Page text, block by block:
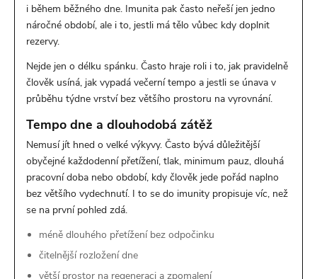
i během běžného dne. Imunita pak často neřeší jen jedno
náročné období, ale i to, jestli má tělo vůbec kdy doplnit
rezervy.
Nejde jen o délku spánku. Často hraje roli i to, jak pravidelně
člověk usíná, jak vypadá večerní tempo a jestli se únava v
průběhu týdne vrství bez většího prostoru na vyrovnání.
Tempo dne a dlouhodobá zátěž
Nemusí jít hned o velké výkyvy. Často bývá důležitější
obyčejné každodenní přetížení, tlak, minimum pauz, dlouhá
pracovní doba nebo období, kdy člověk jede pořád naplno
bez většího vydechnutí. I to se do imunity propisuje víc, než
se na první pohled zdá.
méně dlouhého přetížení bez odpočinku
čitelnější rozložení dne
větší prostor na regeneraci a zpomalení